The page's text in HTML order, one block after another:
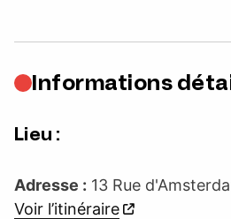
Informations
Lieu :
Adresse : 13 Rue
Voir l’itinéraire